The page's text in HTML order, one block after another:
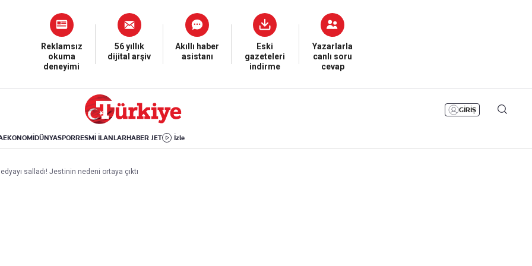
Reklamsız
okuma
deneyimi
56 yıllık
dijital arşiv
Akıllı haber
asistanı
Eski
gazeteleri
indirme
Yazarlarla
canlı soru
cevap
GİRİŞ
EKONOMİDÜNYASPORRESMİ İLANLARHABER JET İzle
Orta Doğu
Avrupa
Amerika
İsrail-Gazze
Yaşam
Sağlık
Hava Durumu
Yemek
Aktüel
Kültür-Sanat
Sinema
Arkeoloji
Kitap
Namaz Vakitleri
Sesli Yayınlar
salladı! Jestinin nedeni ortaya çıktı